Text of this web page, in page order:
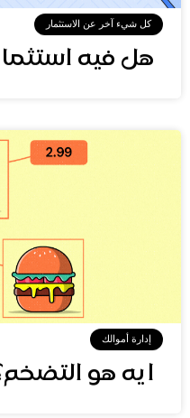
كل شيء آخر عن الاستثمار
هل فيه
إدارة أموالك
ايه هو